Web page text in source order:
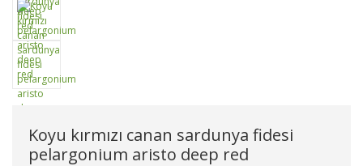
Koyu kırmızı canan sardunya fidesi
pelargonium aristo deep red